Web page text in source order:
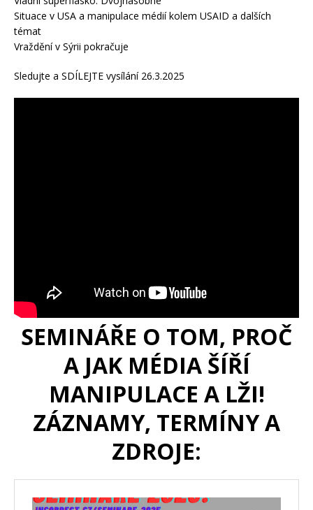
Situace v USA a manipulace médií kolem USAID a dalších
témat
Vraždění v Sýrii pokračuje
Sledujte a SDÍLEJTE vysílání 26.3.2025
SEMINÁŘE O TOM, PROČ
A JAK MÉDIA ŠÍŘÍ
MANIPULACE A LŽI!
ZÁZNAMY, TERMÍNY A
ZDROJE: